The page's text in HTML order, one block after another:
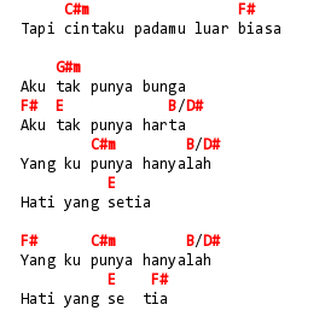
C#m
F#
Tapi cintaku padamu luar biasa
G#m
Aku tak punya bunga
F#
E B/ D#
Aku tak punya harta
C#m
B/ D#
Yang ku punya hanyalah
E
Hati yang setia
F# C#m B/ D#
Yang ku punya hanyalah
E
F#
Hati yang se  tia